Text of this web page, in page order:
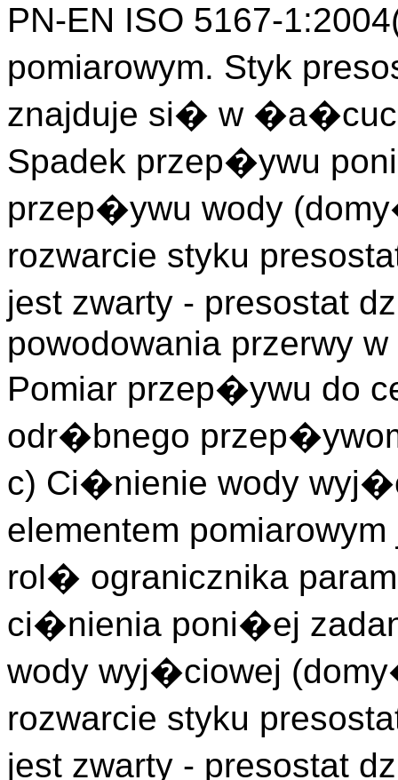
PN-EN ISO 5167-
pomiarowym. Styk
znajduje si� w
Spadek przep�ywu
przep�ywu wody
rozwarcie styku
jest zwarty - presostat
powodowania przerwy
Pomiar przep�ywu do
odr�bnego
c) Ci�nienie wody
elementem
rol� ogranicznika
ci�nienia poni�ej
wody wyj�ciowej
rozwarcie styku
jest zwarty - presostat